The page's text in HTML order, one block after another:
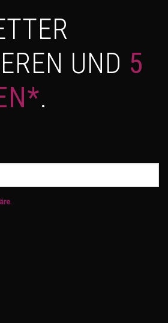
UND 5
.